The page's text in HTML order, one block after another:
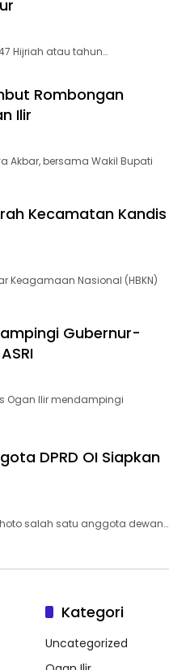
Hijriah atau tahun…
Rombongan
Ilir
Akbar, bersama Wakil Bupati
Kecamatan Kandis
Keagamaan Nasional (HBKN)
Gubernur-
Ogan Ilir mendampingi
DPRD OI Siapkan
salah satu anggota dewan…
Kategori
Uncategorized